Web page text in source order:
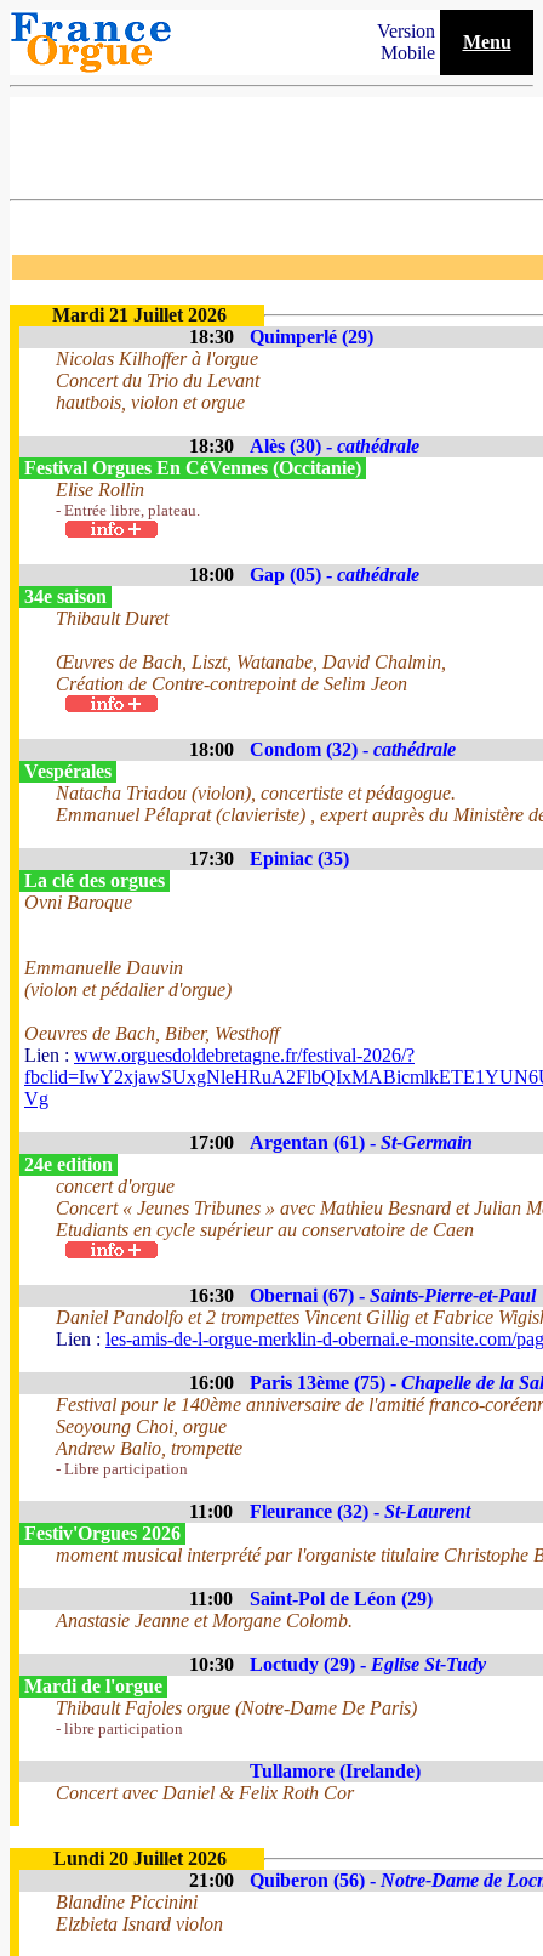
Version
Mobile
Menu
Mardi 21 Juillet 2026
18:30
Quimperlé (29)
Nicolas Kilhoffer à l'orgue
Concert du Trio du Levant
hautbois, violon et orgue
18:30 Alès (30) - cathédrale
Festival Orgues En CéVennes (Occitanie)
Elise Rollin
- Entrée libre, plateau.
18:00 Gap (05) - cathédrale
34e saison
Thibault Duret
Œuvres de Bach, Liszt, Watanabe, David Chalmin,
Création de Contre-contrepoint de Selim Jeon
18:00 Condom (32) - cathédrale
Vespérales
Natacha Triadou (violon), concertiste et pédagogue.
Emmanuel Pélaprat (clavieriste) , expert auprès du Ministère
17:30
Epiniac (35)
La clé des orgues
Ovni Baroque
Emmanuelle Dauvin
(violon et pédalier d'orgue)
Oeuvres de Bach, Biber, Westhoff
Lien : www.orguesdoldebretagne.fr/festival-2026/?
Vg
17:00 Argentan (61) - St-Germain
24e edition
concert d'orgue
Concert « Jeunes Tribunes » avec Mathieu Besnard et Julian
Etudiants en cycle supérieur au conservatoire de Caen
16:30 Obernai (67) - Saints-Pierre-et-Paul
Daniel Pandolfo et 2 trompettes Vincent Gillig et Fabrice
Lien : les-amis-de-l-orgue-merklin-d-obernai.e-monsite.com/
16:00 Paris 13ème (75) - Chapelle de la
Festival pour le 140ème anniversaire de l'amitié franco-
Seoyoung Choi, orgue
Andrew Balio, trompette
- Libre participation
11:00 Fleurance (32) - St-Laurent
Festiv'Orgues 2026
moment musical interprété par l'organiste titulaire Christophe
11:00
Saint-Pol de Léon (29)
Anastasie Jeanne et Morgane Colomb.
10:30 Loctudy (29) - Eglise St-Tudy
Mardi de l'orgue
Thibault Fajoles orgue (Notre-Dame De Paris)
- libre participation
Tullamore (Irelande)
Concert avec Daniel & Felix Roth Cor
Lundi 20 Juillet 2026
21:00
Quiberon (56) - Notre-Dame de
Blandine Piccinini
Elzbieta Isnard violon